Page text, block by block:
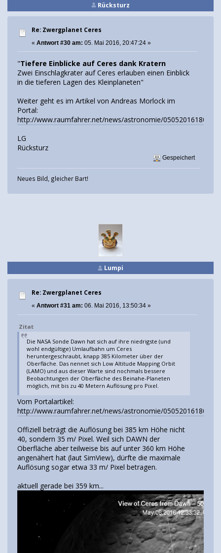
Rücksturz
Re: Zwergplanet Ceres
« Antwort #30 am: 05. Mai 2016, 20:47:24 »
"Tiefere Einblicke auf Ceres dank Kratern
Zwei Einschlagkrater auf Ceres erlauben einen Einblick
in die tieferen Lagen des Kleinplaneten"
Weiter geht es im Artikel von Andreas Morlock im
Portal:
http://www.raumfahrer.net/news/astronomie/
LG
Rücksturz
Gespeichert
Neues Bild, gleicher Bart!
Lumpi
Re: Zwergplanet Ceres
« Antwort #31 am: 06. Mai 2016, 13:50:34 »
Zitat
Die NASA Sonde Dawn hat sich auf ihre niedrigste (und
wohl endgültige) Umlaufbahn um Ceres
heruntergeschraubt, knapp 385 Kilometer über der
Oberfläche. Das nennet sich Low Altitude Mapping Orbit
(LAMO) und aus dieser Warte sind nochmals bessere
Beobachtungen der Oberfläche des Beinahe-Planeten
möglich, mit bis zu 40 Metern Auflösung pro Pixel.
Vom Portalartikel:
http://www.raumfahrer.net/news/astronomie/
Offiziell beträgt die Auflösung bei 385 km Höhe nicht
40, sondern 35 m/ Pixel. Weil sich DAWN der
Oberfläche aber teilweise bis auf unter 360 km Höhe
angenähert hat (laut SimView), dürfte die maximale
Auflösung sogar etwa 33 m/ Pixel betragen.
aktuell gerade bei 359 km...